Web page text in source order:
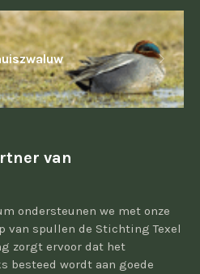
van
ondersteunen we met onze
van spullen de Stichting Texel
zorgt ervoor dat het
besteed wordt aan goede